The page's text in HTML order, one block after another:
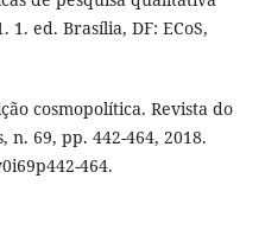
ed. Brasília, DF: ECoS,
cosmopolítica. Revista do
n. 69, pp. 442-464, 2018.
464.